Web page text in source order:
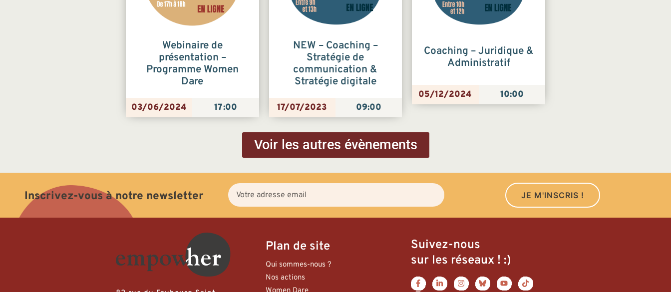
Webinaire de
présentation –
Programme Women
Dare
03/06/2024 17:00
NEW – Coaching –
Stratégie de
communication &
Stratégie digitale
17/07/2023 09:00
Coaching – Juridique &
Administratif
05/12/2024 10:00
Voir les autres évènements
Inscrivez-vous à notre newsletter JE M'INSCRIS !
Plan de site
Qui sommes-nous ?
Nos actions
Suivez-nous
sur les réseaux ! :)